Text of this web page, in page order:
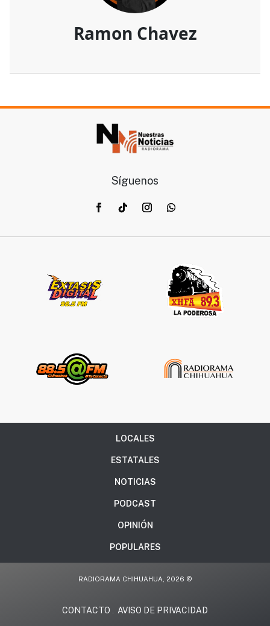
Ramon Chavez
Síguenos
LOCALES
ESTATALES
NOTICIAS
PODCAST
OPINIÓN
POPULARES
RADIORAMA CHIHUAHUA, 2026 ©
CONTACTO AVISO DE PRIVACIDAD